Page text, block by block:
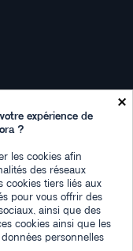
×
expérience de
?
les cookies afin
des réseaux
cookies tiers liés aux
pour vous offrir des
ainsi que des
cookies ainsi que les
personnelles